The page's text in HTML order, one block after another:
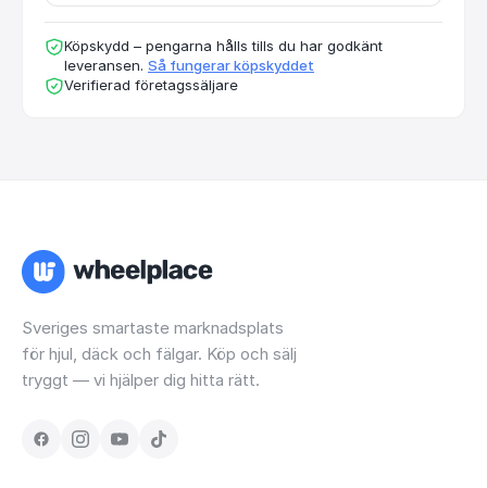
Köpskydd – pengarna hålls tills du har godkänt
leveransen. Så fungerar köpskyddet
Verifierad företagssäljare
Sveriges smartaste marknadsplats
för hjul, däck och fälgar. Köp och sälj
tryggt — vi hjälper dig hitta rätt.